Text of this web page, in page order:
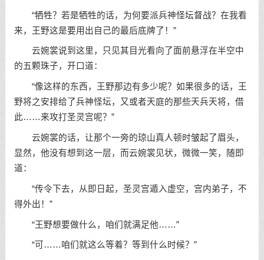
“牺牲？若是牺牲的话，为何要派兵神怪坛督战？在我看
来，王野这是要用出自己的最后底牌了！”
云婉裳说到这里，只见其目光看向了面前悬浮在半空中
的五颗珠子，开口道：
“像这样的东西，王野那边有多少呢？如果很多的话，王
野将之安排给了兵神怪坛，又或者天庭的那些天兵天将，借
此……来攻打圣灵宫呢？”
云婉裳的话，让那个一旁的琼山真人顿时皱起了眉头，
显然，他没有想到这一层，而云婉裳见状，微微一笑，随即
道：
“传令下去，从即日起，圣灵宫遁入虚空，宫内弟子，不
得外出！”
“王野想要做什么，咱们就满足他……”
“可……咱们就这么等着？等到什么时候？”